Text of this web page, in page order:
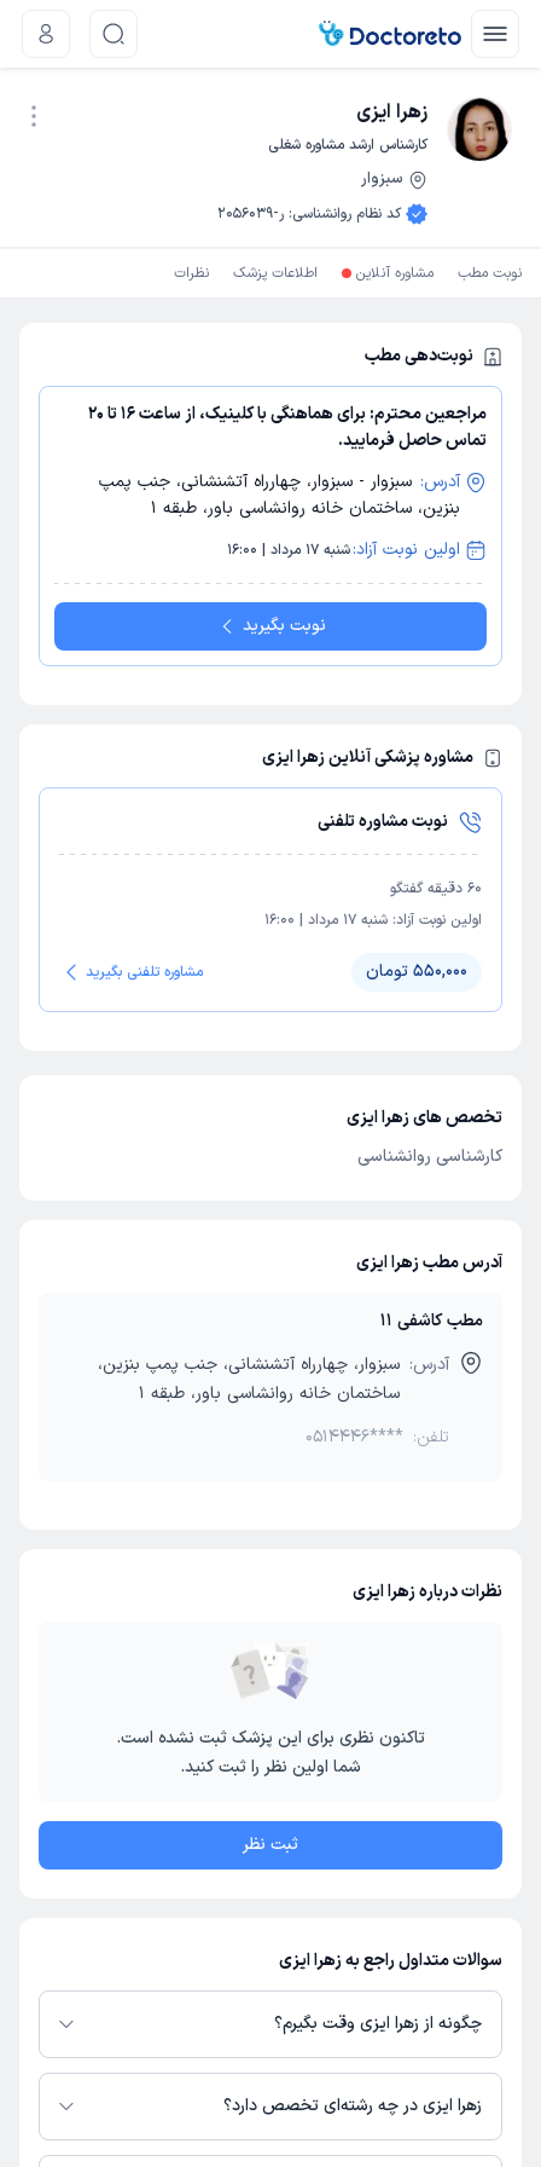
زهرا ایزی
کارشناس ارشد مشاوره شغلی
سبزوار
کد نظام روانشناسی: ر-2056039
نوبت مطب مشاوره آنلاین اطلاعات پزشک نظرات
نوبت‌دهی مطب
مراجعین محترم: برای هماهنگی با کلینیک، از ساعت 16 تا 20
تماس حاصل فرمایید.
آدرس: سبزوار - سبزوار، چهارراه آتشنشانی، جنب پمپ
بنزین، ساختمان خانه روانشاسی باور، طبقه 1
اولین نوبت آزاد:شنبه 17 مرداد | 16:00
نوبت بگیرید
مشاوره پزشکی آنلاین زهرا ایزی
نوبت مشاوره تلفنی
60 دقیقه گفتگو
اولین نوبت آزاد: شنبه 17 مرداد |
16:00
550,000 تومان مشاوره تلفنی بگیرید
تخصص های زهرا ایزی
کارشناسی روانشناسی
آدرس مطب زهرا ایزی
مطب کاشفی 11
آدرس: سبزوار، چهارراه آتشنشانی، جنب پمپ بنزین،
ساختمان خانه روانشاسی باور، طبقه 1
تلفن: 0514446****
نظرات درباره زهرا ایزی
تاکنون نظری برای این پزشک ثبت نشده است.
شما اولین نظر را ثبت کنید.
ثبت نظر
سوالات متداول راجع به زهرا ایزی
چگونه از زهرا ایزی وقت بگیرم؟
در صورتی کهزهرا ایزیدارای پروفایل فعال و نوبت‌دهی باز در پلتفرم دکترتو
باشند، می‌توانید از طریق این پلتفرم برای دریافت نوبت اقدام کنید. در صورت
شماره تماس، برنامه حضور در مطب، تصاویر پزشک، ساعات کاری و سایر اطلاعات
زهرا ایزی در چه رشته‌ای تخصص دارد؟
زهرا ایزی در رشته‌های زیر (پیراپزشکی) تخصص دارند: